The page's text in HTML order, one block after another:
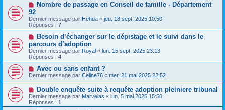
Nombre de passage en Conseil de famille - Département
92
Dernier message par Hehua « jeu. 18 sept. 2025 10:50
Réponses : 7
Besoin d’échanger sur le dépistage et le suivi dans le
parcours d’adoption
Dernier message par Royal « lun. 15 sept. 2025 23:13
Réponses : 4
Avec ou sans enfant ?
Dernier message par Celine76 « mer. 21 mai 2025 22:52
Double enquête suite à requête adoption pleiniere tribunal
Dernier message par Marvelas « lun. 5 mai 2025 15:50
Réponses : 1